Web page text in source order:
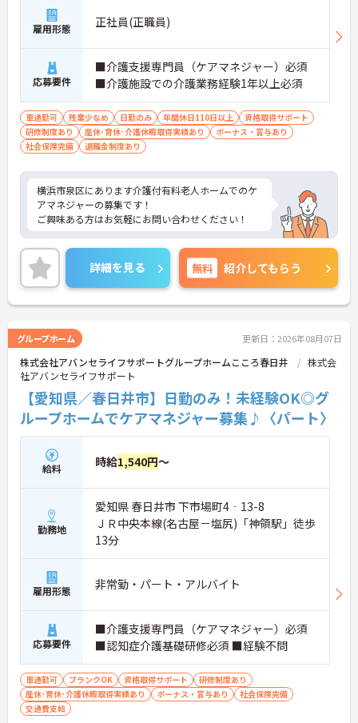
■ 地域を支えるやりがいある仕事♪
高齢者ケアの中心として活躍できます。
・ケアマネ業務と生活支援を一体的に実施
・多職種と連携して利用者様をサポート
・地域の介護インフラとして重要な役割
→やりがいを感じながら働けるポジションです
雇用形態 正社員(正職員)
応募要件
■介護支援専門員（ケアマネジャー）必須
■介護施設での介護業務経験1年以上必須
車通勤可 残業少なめ 日勤のみ 年間休日110日以上
資格取得サポート
研修制度あり
産休･育休･介護休暇取得実績あり
ボーナス・賞与あり
社会保険完備
退職金制度あり
横浜市泉区にあります介護付有料老人ホームでのケ
アマネジャーの募集です！
ご興味ある方はお気軽にお問い合わせください！
詳細を見る 無料 紹介してもらう
グループホーム 更新日：2026年08月07日
株式会社アバンセライフサポートグループホームこころ春日井
株式会
社アバンセライフサポート
【愛知県／春日井市】日勤のみ！未経験OK◎グ
ループホームでケアマネジャー募集♪〈パート〉
給料 時給1,540円～
勤務地
愛知県 春日井市 下市場町4‐13-8
ＪＲ中央本線(名古屋－塩尻)「神領駅」徒歩
13分
雇用形態 非常勤・パート・アルバイト
応募要件
■介護支援専門員（ケアマネジャー）必須
■認知症介護基礎研修必須 ■経験不問
車通勤可 ブランクOK 資格取得サポート
研修制度あり
産休･育休･介護休暇取得実績あり
ボーナス・賞与あり
社会保険完備
交通費支給